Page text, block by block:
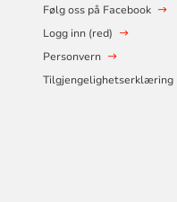
Følg oss på Facebook
Logg inn (red)
Personvern
Tilgjengelighetserklæring